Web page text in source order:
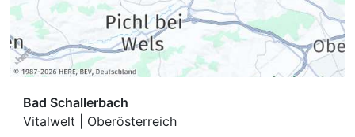
Bad Schallerbach
Vitalwelt | Oberösterreich